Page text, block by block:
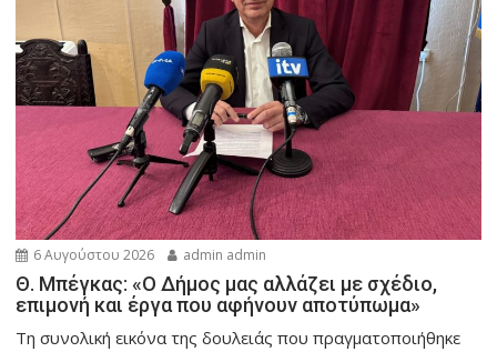
6 Αυγούστου 2026 admin admin
Θ. Μπέγκας: «Ο Δήμος μας αλλάζει με σχέδιο,
επιμονή και έργα που αφήνουν αποτύπωμα»
Τη συνολική εικόνα της δουλειάς που πραγματοποιήθηκε